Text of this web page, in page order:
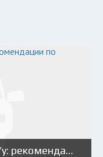
Как и куда продать шины б/у: рекомендации по продаже шин б/у